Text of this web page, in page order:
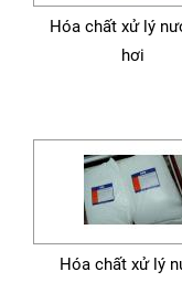
Hóa chất xử lý
hơi
Hóa chất xử lý